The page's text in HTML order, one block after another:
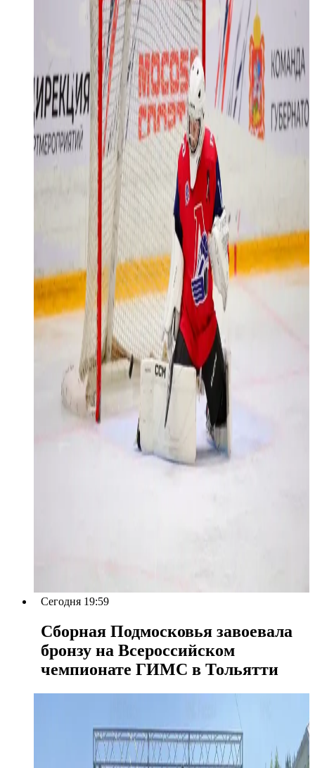
Сегодня 19:59
Сборная Подмосковья завоевала
бронзу на Всероссийском
чемпионате ГИМС в Тольятти